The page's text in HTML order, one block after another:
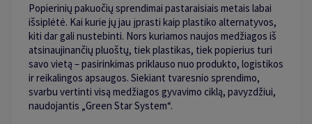
Popierinių pakuočių sprendimai pastaraisiais metais labai
išsiplėtė. Kai kurie jų jau įprasti kaip plastiko alternatyvos,
kiti dar gali nustebinti. Nors kuriamos naujos medžiagos iš
atsinaujinančių pluoštų, tiek plastikas, tiek popierius turi
savo vietą – pasirinkimas priklauso nuo produkto, logistikos
ir reikalingos apsaugos. Siekiant tvaresnio sprendimo,
svarbu vertinti visą medžiagos gyvavimo ciklą, pavyzdžiui,
naudojantis „Green Star System“.